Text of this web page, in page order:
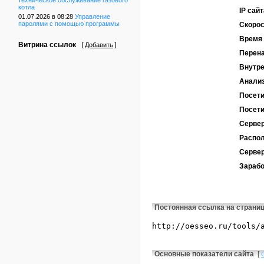
котла
01.07.2026 в 08:28 Управление
паролями с помощью программы
Витрина ссылок [ Добавить]
IP
Время
Постоянная ссылка на
Основные показатели сайта [